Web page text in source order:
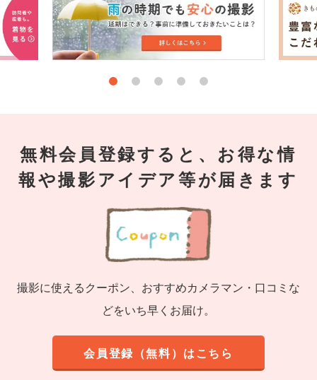
無料会員登録すると、お得な情
報や撮影アイデア等が届きます
撮影に使えるクーポン、おすすめカメラマン・口コミな
どをいち早くお届け。
会員登録（無料）はこちら